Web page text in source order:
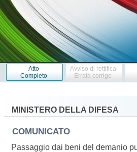
Atto
Completo
Avviso di rettifica
Errata corrige
MINISTERO DELLA DIFESA
COMUNICATO
Passaggio dai beni del demanio